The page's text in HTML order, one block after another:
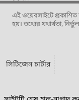
এই ওয়েবসাইটে প্রকাশিত
হয়। তথ্যের যথার্থতা,
সিটিজেন চার্টার